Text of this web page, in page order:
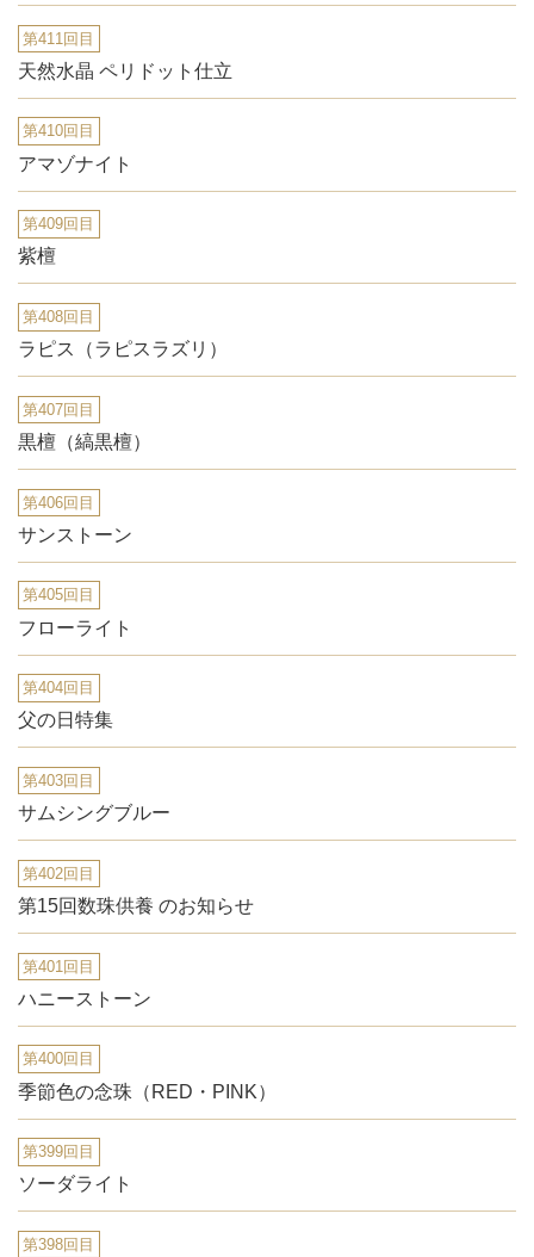
第411回目
天然水晶 ペリドット仕立
第410回目
アマゾナイト
第409回目
紫檀
第408回目
ラピス（ラピスラズリ）
第407回目
黒檀（縞黒檀）
第406回目
サンストーン
第405回目
フローライト
第404回目
父の日特集
第403回目
サムシングブルー
第402回目
第15回数珠供養 のお知らせ
第401回目
ハニーストーン
第400回目
季節色の念珠（RED・PINK）
第399回目
ソーダライト
第398回目